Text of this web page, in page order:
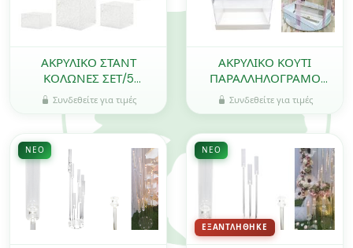
ΑΚΡΥΛΙΚΟ ΣΤΑΝΤ
ΚΟΛΩΝΕΣ ΣΕΤ/5
0621566
Συνδεθείτε για τιμές
ΑΚΡΥΛΙΚΟ ΚΟΥΤΙ
ΠΑΡΑΛΛΗΛΟΓΡΑΜΟ
ΣΕΤ/3 0402339
Συνδεθείτε για τιμές
ΝΈΟ ΝΈΟ
ΕΞΑΝΤΛΉΘΗΚΕ